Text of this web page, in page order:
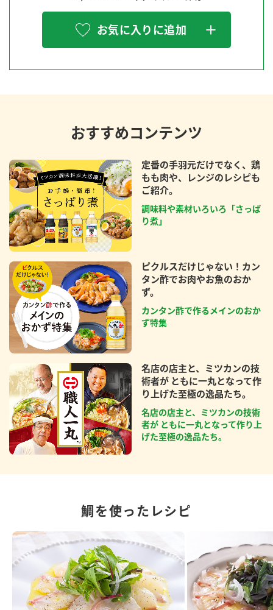
お気に入りに追加
おすすめコンテンツ
定番の手羽元だけでなく、鶏
もも肉や、レンジのレシピも
ご紹介。
調味料や素材いろいろ「さっぱ
り煮」
ピクルスだけじゃない！カン
タン酢でお肉やお魚のおか
ず。
カンタン酢で作るメインのおか
ず特集
名店の店主と、ミツカンの技
術者が ともに一丸となって作
り上げた至極の逸品たち。
名店の店主と、ミツカンの技術
者が ともに一丸となって作り上
げた至極の逸品たち。
鯛を使ったレシピ